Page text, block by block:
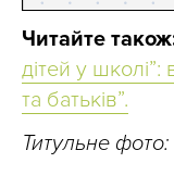
Читайте
дітей у школі”:
та батьків”.
Титульне